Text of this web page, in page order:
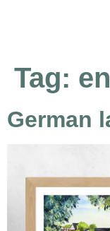
Tag:
German